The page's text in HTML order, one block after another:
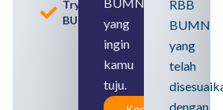
Tryout
BUMN
yang
ingin
kamu
tuju.
RBB
BUMN
yang
telah
dengan